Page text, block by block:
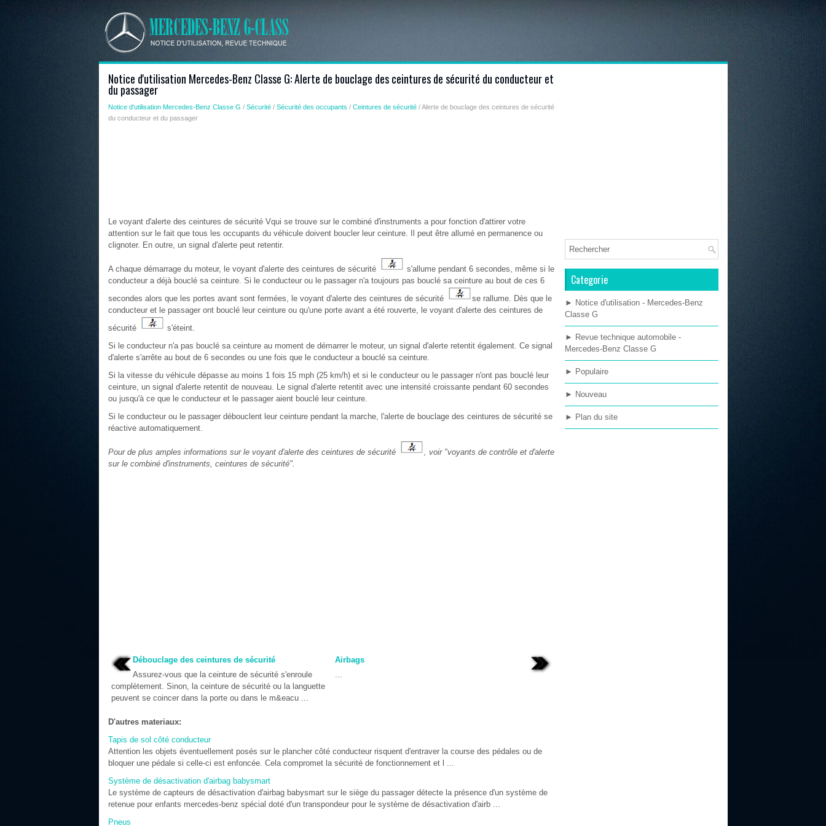
Notice d'utilisation Mercedes-Benz Classe G: Alerte de bouclage des ceintures de sécurité du conducteur et
du passager
Notice d'utilisation Mercedes-Benz Classe G / Sécurité/ Sécurité des occupants / Ceintures de sécurité/ Alerte de bouclage des ceintures de sécurité
du conducteur et du passager
Le voyant d'alerte des ceintures de sécurité Vqui se trouve sur le combiné d'instruments a pour fonction d'attirer votre
attention sur le fait que tous les occupants du véhicule doivent boucler leur ceinture. Il peut être allumé en permanence ou
clignoter. En outre, un signal d'alerte peut retentir.
A chaque démarrage du moteur, le voyant d'alerte des ceintures de sécurité
s'allume pendant 6 secondes, même si le
conducteur a déjà bouclé sa ceinture. Si le conducteur ou le passager n'a toujours pas bouclé sa ceinture au bout de ces 6
secondes alors que les portes avant sont fermées, le voyant d'alerte des ceintures de sécurité
se rallume. Dès que le
conducteur et le passager ont bouclé leur ceinture ou qu'une porte avant a été rouverte, le voyant d'alerte des ceintures de
sécurité
s'éteint.
Si le conducteur n'a pas bouclé sa ceinture au moment de démarrer le moteur, un signal d'alerte retentit également. Ce signal
d'alerte s'arrête au bout de 6 secondes ou une fois que le conducteur a bouclé sa ceinture.
Si la vitesse du véhicule dépasse au moins 1 fois 15 mph (25 km/h) et si le conducteur ou le passager n'ont pas bouclé leur
ceinture, un signal d'alerte retentit de nouveau. Le signal d'alerte retentit avec une intensité croissante pendant 60 secondes
ou jusqu'à ce que le conducteur et le passager aient bouclé leur ceinture.
Si le conducteur ou le passager débouclent leur ceinture pendant la marche, l'alerte de bouclage des ceintures de sécurité se
réactive automatiquement.
Pour de plus amples informations sur le voyant d'alerte des ceintures de sécurité
, voir "voyants de contrôle et d'alerte
sur le combiné d'instruments, ceintures de sécurité".
Débouclage des ceintures de sécurité
Assurez-vous que la ceinture de sécurité s'enroule
complètement. Sinon, la ceinture de sécurité ou la languette
peuvent se coincer dans la porte ou dans le m&eacu ...
Airbags
...
D'autres materiaux:
Tapis de sol côté conducteur
Attention les objets éventuellement posés sur le plancher côté conducteur risquent d'entraver la course des pédales ou de
bloquer une pédale si celle-ci est enfoncée. Cela compromet la sécurité de fonctionnement et l ...
Système de désactivation d'airbag babysmart
Le système de capteurs de désactivation d'airbag babysmart sur le siège du passager détecte la présence d'un système de
retenue pour enfants mercedes-benz spécial doté d'un transpondeur pour le système de désactivation d'airb ...
Pneus
Categorie
► Notice d'utilisation - Mercedes-Benz
Classe G
► Revue technique automobile -
Mercedes-Benz Classe G
► Populaire
► Nouveau
► Plan du site